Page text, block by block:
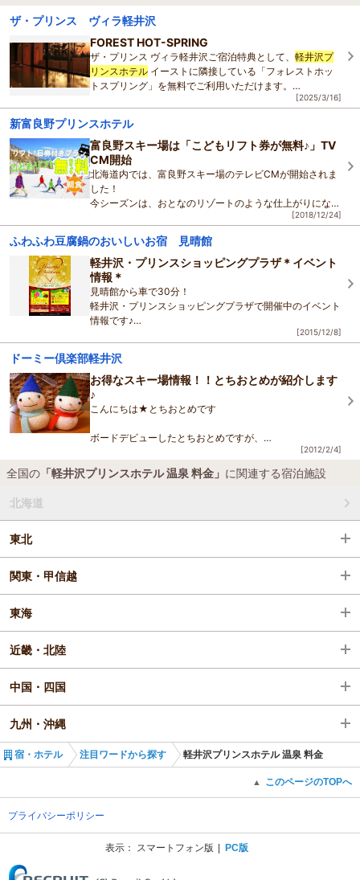
ザ・プリンス ヴィラ軽井沢
FOREST HOT-SPRING
ザ・プリンス ヴィラ軽井沢ご宿泊特典として、 軽井沢プ
リンスホテル イーストに隣接している「フォレストホッ
トスプリング」を無料でご利用いただけます。
天然
[2025/3/16]
新富良野プリンスホテル
富良野スキー場は「こどもリフト券が無料♪」TV
CM開始
北海道内では、富良野スキー場のテレビCMが開始されま
した！
今シーズンは、おとなのリゾートのような仕上がりになり
ことなんですよね！！
[2018/12/24]
ふわふわ豆腐鍋のおいしいお宿 見晴館
軽井沢・プリンスショッピングプラザ＊イベント
情報＊
見晴館から車で30分！
軽井沢・プリンスショッピングプラザで開催中のイベント
情報です♪
【ネイチャーキッズ森の家 クリスマスリース＆ミニツリ
ーを作
[2015/12/8]
ドーミー倶楽部軽井沢
お得なスキー場情報！！とちおとめが紹介します
♪
こんにちは★とちおとめです
ボードデビューしたとちおとめですが、
だんだん、滑れるようになってきて楽しくなってきたぞっ
♪♪
[2012/2/4]
全国の 「軽井沢プリンスホテル 温泉 料金」 に関連する宿泊施設
北海道
東北
関東・甲信越
東海
近畿・北陸
中国・四国
九州・沖縄
宿・ホテル 注目ワードから探す 軽井沢プリンスホテル 温泉 料金
▲ このページのTOPへ
プライバシーポリシー
表示： スマートフォン版 PC版